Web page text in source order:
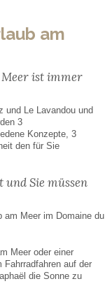
am
ist immer
und Le Lavandou und
3
Konzepte, 3
den für Sie
Sie müssen
am Meer im Domaine du
Meer oder einer
Fahrradfahren auf der
die Sonne zu